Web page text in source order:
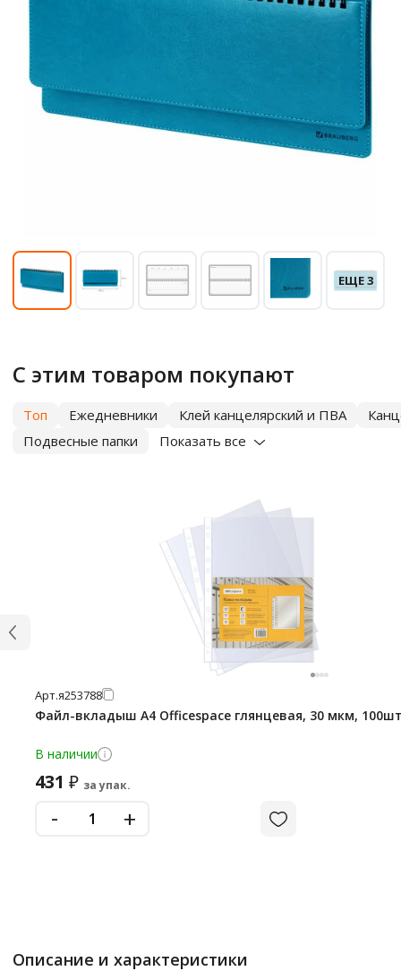
ЕЩЕ 3
С этим товаром покупают
Топ Ежедневники Клей канцелярский и ПВА
Подвесные папки
Показать все
Арт.я253788
Файл-вкладыш А4 Officespace глянцевая, 30 мкм,
В наличии
431 ₽ за упак.
- +
Описание и характеристики